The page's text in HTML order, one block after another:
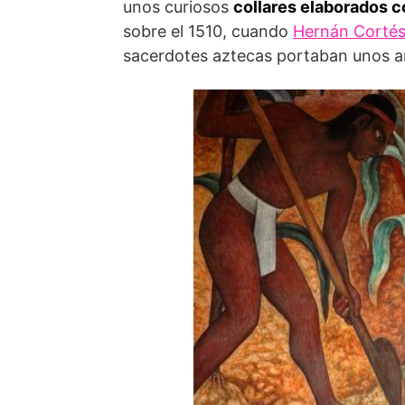
unos curiosos collares elaborados
sobre el 1510, cuando Hernán Cortés
sacerdotes aztecas portaban unos